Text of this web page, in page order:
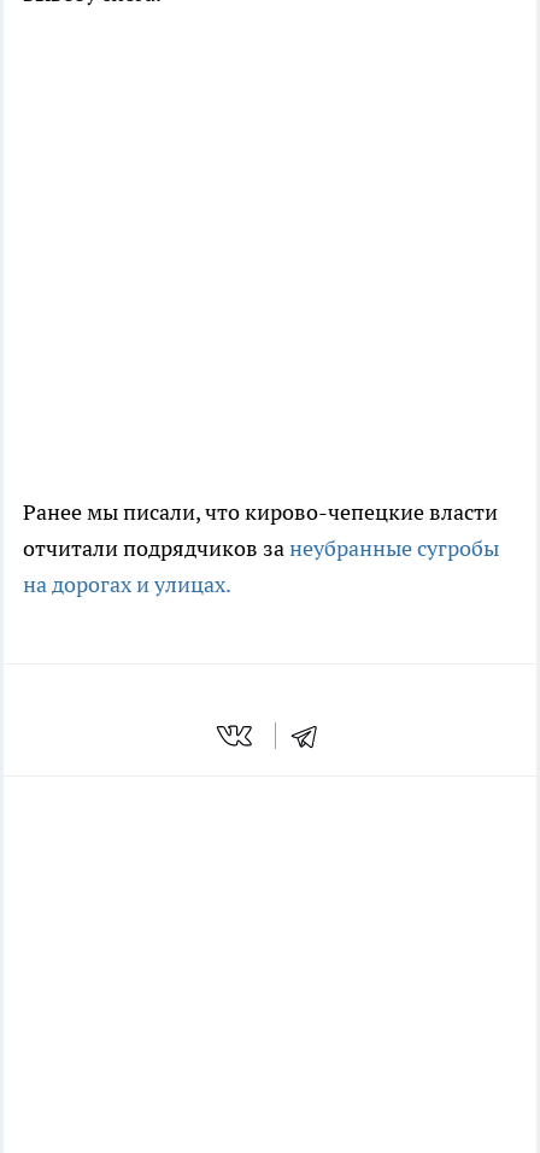
Ранее мы писали, что кирово-чепецкие власти
отчитали подрядчиков занеубранные сугробы
на дорогах и улицах.